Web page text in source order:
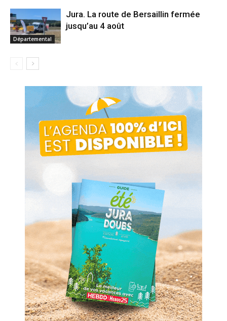
Départemental
Jura. La route de Bersaillin fermée
jusqu’au 4 août